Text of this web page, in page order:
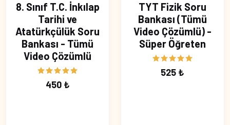
8. Sınıf T.C. İnkılap
Tarihi ve
Atatürkçülük Soru
Bankası - Tümü
Video Çözümlü
450 ₺
TYT Fizik Soru
Bankası (Tümü
Video Çözümlü) -
Süper Öğreten
525 ₺